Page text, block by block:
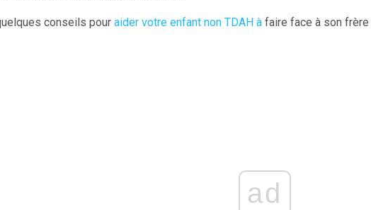
conseils pour aider votre enfant non TDAH à faire face à son
ad